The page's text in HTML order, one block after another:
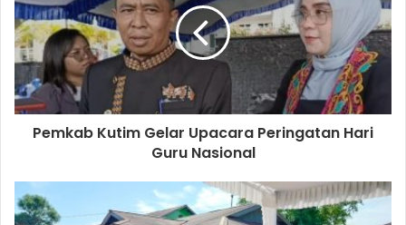
Pemkab Kutim Gelar Upacara Peringatan Hari
Guru Nasional